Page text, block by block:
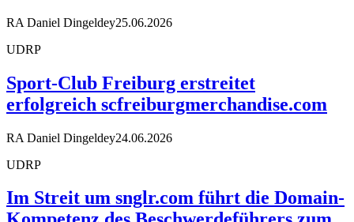
RA Daniel Dingeldey25.06.2026
UDRP
Sport-Club Freiburg erstreitet
erfolgreich scfreiburgmerchandise.com
RA Daniel Dingeldey24.06.2026
UDRP
Im Streit um snglr.com führt die Domain-